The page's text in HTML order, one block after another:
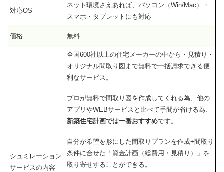
対応OS
ネット環境さえあれば、パソコン（Win/Mac）・
スマホ・タブレットにも対応
価格 無料
シュミレーション
サービスの内容
全国600社以上の住宅メーカーの中から・見積り・
オリジナル間取り図まで無料で一括請求できる便
利なサービス。
プロが無料で間取り図を作成してくれる為、他の
アプリやWEBサービスと比べて手間が省ける為、
新築住宅計画では一番おすすめです。
自分が希望を形にした間取りプランを作成+間取り
条件に合せた「資金計画（総費用・見積り）」を
取り寄せすることができる。